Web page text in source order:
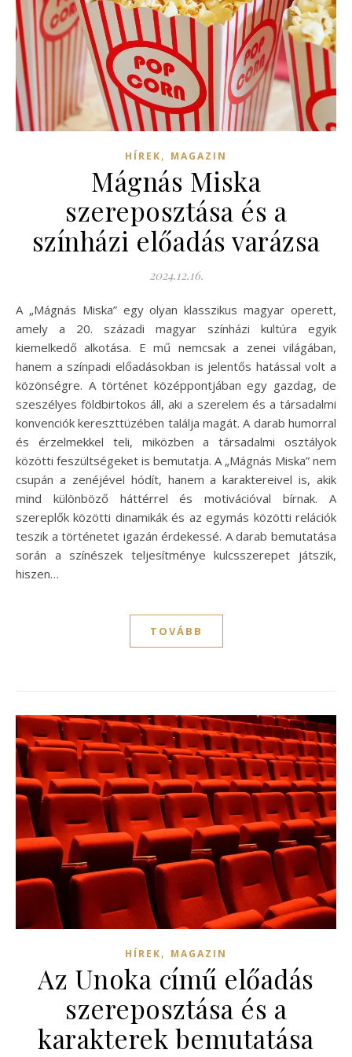
HÍREK, MAGAZIN
Mágnás Miska
szereposztása és a
színházi előadás varázsa
2024.12.16.
A „Mágnás Miska” egy olyan klasszikus magyar operett,
amely a 20. századi magyar színházi kultúra egyik
kiemelkedő alkotása. E mű nemcsak a zenei világában,
hanem a színpadi előadásokban is jelentős hatással volt a
közönségre. A történet középpontjában egy gazdag, de
szeszélyes földbirtokos áll, aki a szerelem és a társadalmi
konvenciók kereszttüzében találja magát. A darab humorral
és érzelmekkel teli, miközben a társadalmi osztályok
közötti feszültségeket is bemutatja. A „Mágnás Miska” nem
csupán a zenéjével hódít, hanem a karaktereivel is, akik
mind különböző háttérrel és motivációval bírnak. A
szereplők közötti dinamikák és az egymás közötti relációk
teszik a történetet igazán érdekessé. A darab bemutatása
során a színészek teljesítménye kulcsszerepet játszik,
hiszen…
TOVÁBB
HÍREK, MAGAZIN
Az Unoka című előadás
szereposztása és a
karakterek bemutatása